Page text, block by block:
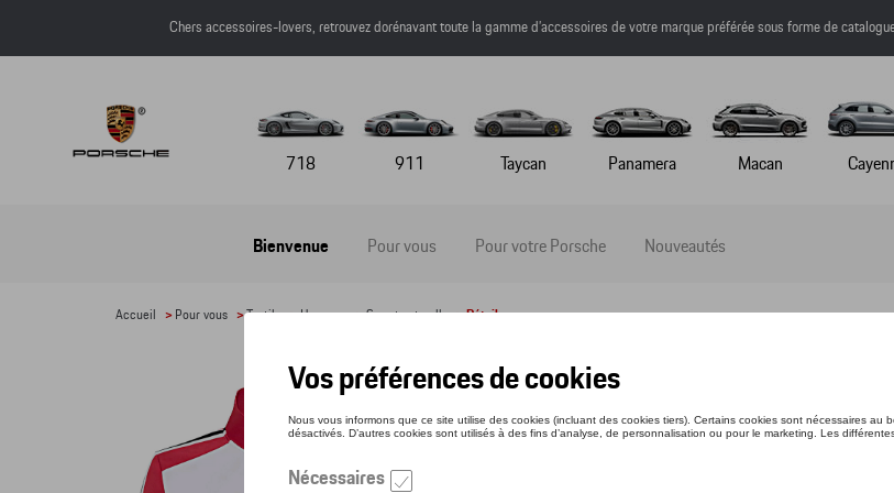
Chers accessoires-lovers, retrouvez dorénavant toute la gamme d’accessoires de votre marque préférée sous forme de
718 911 Taycan Panamera Macan
Bienvenue Pour vous Pour votre Porsche Nouveautés
Accueil > Pour vous >Textile >Hommes >Sweats et pulls > Détail
VESTE SWEAT - RS 2.7 - M
Référence: WAP95300M0NRS2